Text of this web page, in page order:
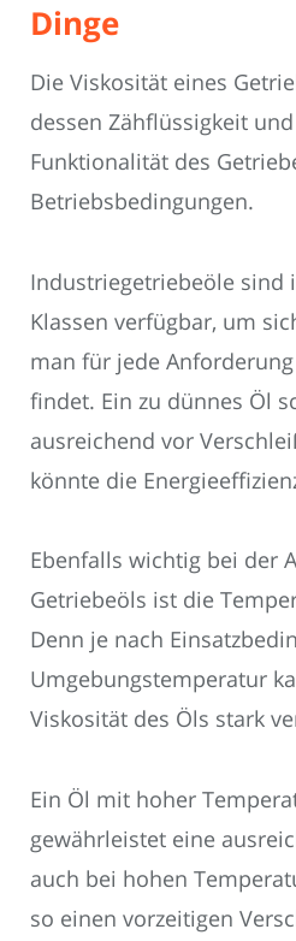
Dinge
Die Viskosität eines
dessen Zähflüssigkeit
Funktionalität des
Betriebsbedingungen.
Industriegetriebeöle sind
Klassen verfügbar, um
man für jede
findet. Ein zu dünnes Öl
ausreichend vor
könnte die
Ebenfalls wichtig bei der
Getriebeöls ist die
Denn je nach
Umgebungstemperatur
Viskosität des Öls stark
Ein Öl mit hoher
gewährleistet eine
auch bei hohen
so einen vorzeitigen